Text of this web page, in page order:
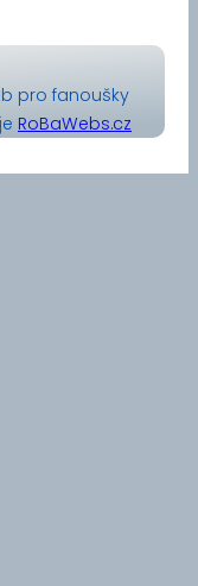
pro fanoušky
RoBaWebs.cz